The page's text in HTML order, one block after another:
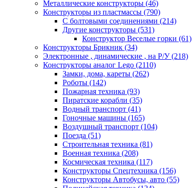
Металлические конструкторы (46)
Конструкторы из пластмассы (790)
С болтовыми соединениями (214)
Другие конструкторы (531)
Конструктор Веселые горки (61)
Конструкторы Брикник (34)
Электронные , динамические , на Р/У(218)
Конструкторы аналог Lego (2110)
Замки, дома, кареты (262)
Роботы (142)
Пожарная техника (93)
Пиратские корабли (35)
Водный транспорт (41)
Гоночные машины (165)
Воздушный транспорт (104)
Поезда (51)
Строительная техника (81)
Военная техника (208)
Космическая техника (117)
Конструкторы Спецтехника (156)
Конструкторы Автобусы, авто (55)